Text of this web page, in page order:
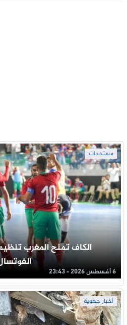
مستجدات
الكاف تمنح المغرب
6 أغسطس 2026 - 23:43
أخبار جهوية